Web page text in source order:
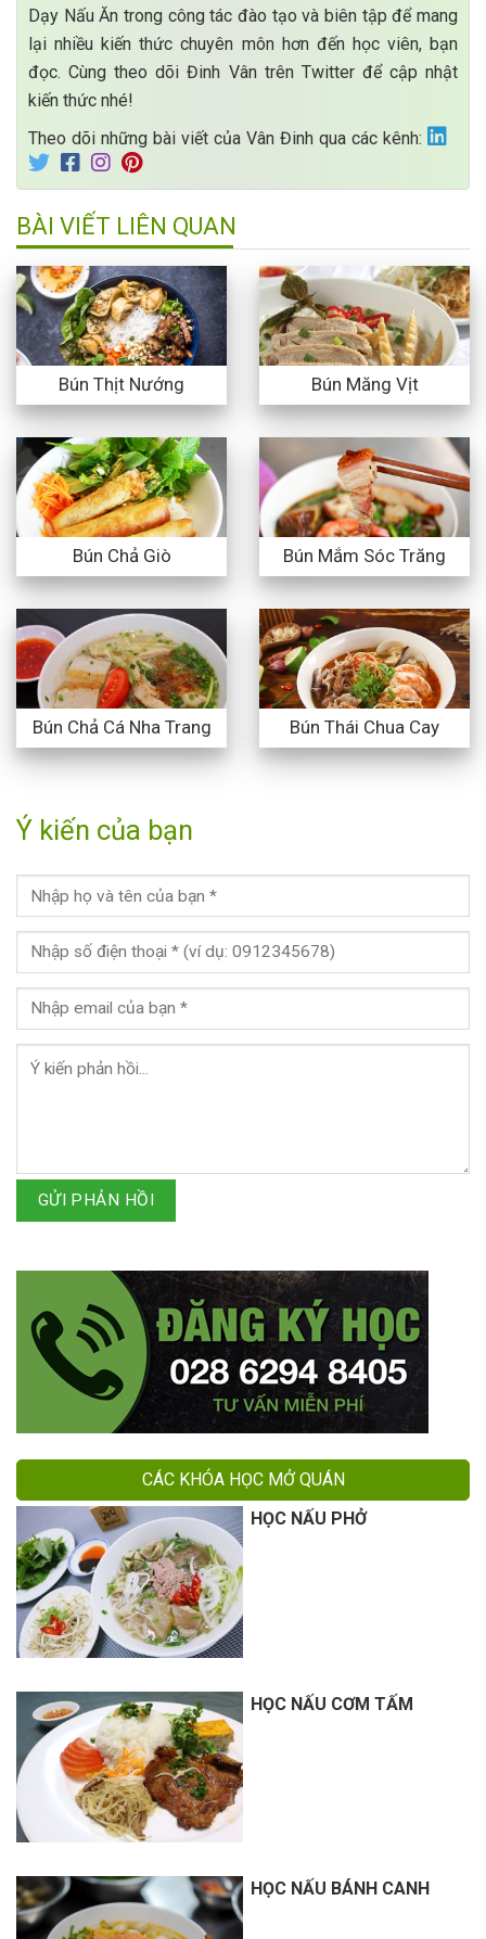
Dạy Nấu Ăn trong công tác đào tạo và biên tập để mang
lại nhiều kiến thức chuyên môn hơn đến học viên, bạn
đọc. Cùng theo dõi Đinh Vân trên Twitter để cập nhật
kiến thức nhé!
Theo dõi những bài viết của Vân Đinh qua các kênh:
BÀI VIẾT LIÊN QUAN
Bún Thịt Nướng Bún Măng Vịt
Bún Chả Giò Bún Mắm Sóc Trăng
Bún Chả Cá Nha Trang Bún Thái Chua Cay
Ý kiến của bạn
GỬI PHẢN HỒI
CÁC KHÓA HỌC MỞ QUÁN
HỌC NẤU PHỞ
HỌC NẤU CƠM TẤM
HỌC NẤU BÁNH CANH